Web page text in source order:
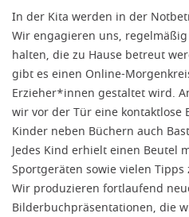
In der Kita werden in der
Wir engagieren uns,
halten, die zu Hause betreut
gibt es einen Online-
Erzieher*innen gestaltet wird.
wir vor der Tür eine kontaktlose
Kinder neben Büchern auch
Jedes Kind erhielt einen Beutel
Sportgeräten sowie vielen
Wir produzieren fortlaufend
Bilderbuchpräsentationen, die